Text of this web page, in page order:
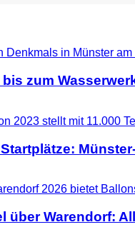
zum
über Warendorf: